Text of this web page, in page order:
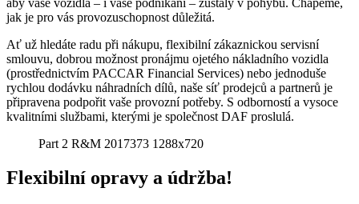
aby vaše vozidla – i vaše podnikání – zůstaly v pohybu. Chápeme,
jak je pro vás provozuschopnost důležitá.
Ať už hledáte radu při nákupu, flexibilní zákaznickou servisní
smlouvu, dobrou možnost pronájmu ojetého nákladního vozidla
(prostřednictvím PACCAR Financial Services) nebo jednoduše
rychlou dodávku náhradních dílů, naše síť prodejců a partnerů je
připravena podpořit vaše provozní potřeby. S odborností a vysoce
kvalitními službami, kterými je společnost DAF proslulá.
Part 2 R&M 2017373 1288x720
Flexibilní opravy a údržba!